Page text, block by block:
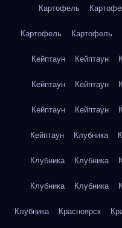
Картофель
Картофель Картофель
Кейптаун Кейптаун
Кейптаун Кейптаун
Кейптаун Кейптаун
Кейптаун Клубника
Клубника Клубника
Клубника Клубника
Клубника Красноярск